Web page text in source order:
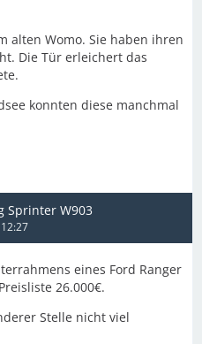
alten Womo. Sie haben ihren
Die Tür erleichert das
konnten diese manchmal
Sprinter W903
eines Ford Ranger
26.000€.
Stelle nicht viel